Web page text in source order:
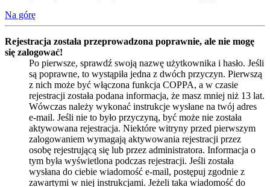
Na górę
Rejestracja została przeprowadzona poprawnie, ale nie mogę
się zalogować!
Po pierwsze, sprawdź swoją nazwę użytkownika i hasło. Jeśli
są poprawne, to wystąpiła jedna z dwóch przyczyn. Pierwszą
z nich może być włączona funkcja COPPA, a w czasie
rejestracji została podana informacja, że masz mniej niż 13 lat.
Wówczas należy wykonać instrukcje wysłane na twój adres
e-mail. Jeśli nie to było przyczyną, być może nie została
aktywowana rejestracja. Niektóre witryny przed pierwszym
zalogowaniem wymagają aktywowania rejestracji przez
osobę rejestrującą się lub przez administratora. Informacja o
tym była wyświetlona podczas rejestracji. Jeśli została
wysłana do ciebie wiadomość e-mail, postępuj zgodnie z
zawartymi w niej instrukcjami. Jeżeli taka wiadomość do